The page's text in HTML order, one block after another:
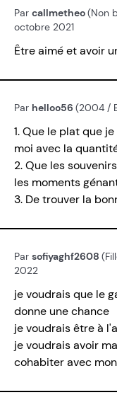
Par callmetheo(Non
octobre 2021
Être aimé et avoir
Par helloo56 (2004 /
1. Que le plat que
moi avec la
2. Que les
les moments
3. De trouver la
Par sofiyaghf2608
2022
je voudrais que le
donne une chance
je voudrais être à
je voudrais avoir
cohabiter avec